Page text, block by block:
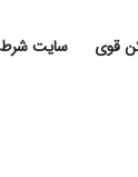
قوی سایت شرط